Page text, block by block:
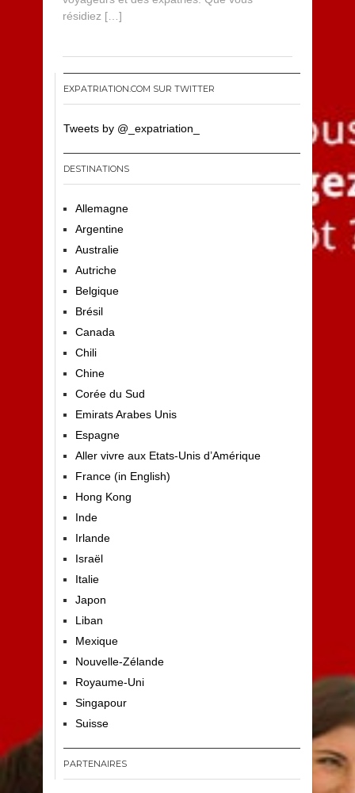
3
résidiez […]
EXPATRIATION.COM SUR TWITTER
Tweets by @_expatriation_
DESTINATIONS
Allemagne
Argentine
Australie
Autriche
Belgique
Brésil
Canada
Chili
Chine
Corée du Sud
Emirats Arabes Unis
Espagne
Aller vivre aux Etats-Unis d’Amérique
France (in English)
Hong Kong
Inde
Irlande
Israël
Italie
Japon
Liban
Mexique
Nouvelle-Zélande
Royaume-Uni
Singapour
Suisse
PARTENAIRES